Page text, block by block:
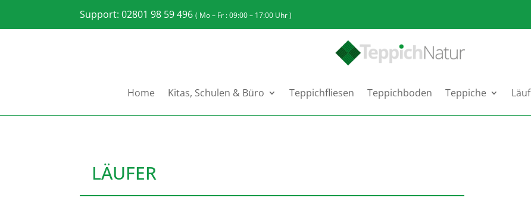
Support: 02801 98 59 496( Mo – Fr : 09:00 – 17:00 Uhr )
Home Kitas, Schulen & Büro Teppichfliesen Teppichboden Teppiche
LÄUFER